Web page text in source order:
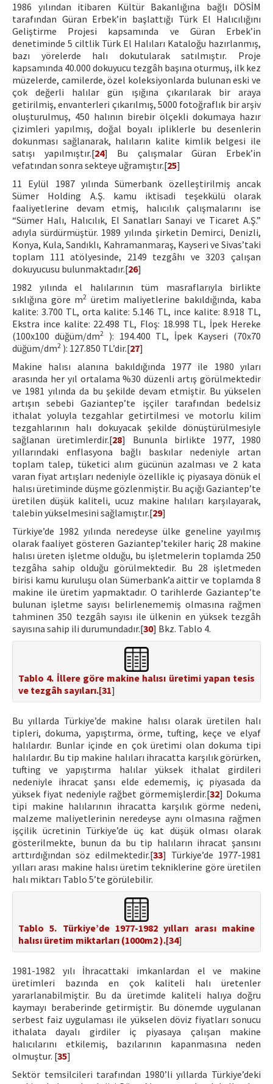
1986 yılından itibaren Kültür Bakanlığına bağlı DÖSİM
tarafından Güran Erbek’in başlattığı Türk El Halıcılığını
Geliştirme Projesi kapsamında ve Güran Erbek’in
denetiminde 5 ciltlik Türk El Halıları Kataloğu hazırlanmış,
bazı yörelerde halı dokutularak satılmıştır. Proje
kapsamında 40.000 dokuyucu tezgâh başına oturmuş, ilk kez
müzelerde, camilerde, özel koleksiyonlarda bulunan eski ve
çok değerli halılar gün ışığına çıkarılarak bir araya
getirilmiş, envanterleri çıkarılmış, 5000 fotoğraflık bir arşiv
oluşturulmuş, 450 halının birebir ölçekli dokumaya hazır
çizimleri yapılmış, doğal boyalı ipliklerle bu desenlerin
dokunması sağlanarak, halıların kalite kimlik belgesi ile
satışı yapılmıştır.[24] Bu çalışmalar Güran Erbek’in
vefatından sonra sekteye uğramıştır.[25]
11 Eylül 1987 yılında Sümerbank özelleştirilmiş ancak
Sümer Holding A.Ş. kamu iktisadi teşekkülü olarak
faaliyetlerine devam etmiş, halıcılık çalışmalarını ise
“Sümer Halı, Halıcılık, El Sanatları Sanayi ve Ticaret A.Ş.”
adıyla sürdürmüştür. 1989 yılında şirketin Demirci, Denizli,
Konya, Kula, Sandıklı, Kahramanmaraş, Kayseri ve Sivas’taki
toplam 111 atölyesinde, 2149 tezgâhı ve 3203 çalışan
dokuyucusu bulunmaktadır.[26]
1982 yılında el halılarının tüm masraflarıyla birlikte
sıklığına göre m2 üretim maliyetlerine bakıldığında, kaba
kalite: 3.700 TL, orta kalite: 5.146 TL, ince kalite: 8.918 TL,
Ekstra ince kalite: 22.498 TL, Floş: 18.998 TL, İpek Hereke
(100x100 düğüm/dm2): 194.400 TL, İpek Kayseri (70x70
düğüm/dm2 ): 127.850 TL’dir.[27]
Makine halısı alanına bakıldığında 1977 ile 1980 yıları
arasında her yıl ortalama %30 düzenli artış görülmektedir
ve 1981 yılında da bu şekilde devam etmiştir. Bu yükselen
artışın sebebi Gaziantep’te işçiler tarafından bedelsiz
ithalat yoluyla tezgahlar getirtilmesi ve motorlu kilim
tezgahlarının halı dokuyacak şekilde dönüştürülmesiyle
sağlanan üretimlerdir.[28] Bununla birlikte 1977, 1980
yıllarındaki enflasyona bağlı baskılar nedeniyle artan
toplam talep, tüketici alım gücünün azalması ve 2 kata
varan fiyat artışları nedeniyle özellikle iç piyasaya dönük el
halısı üretiminde düşme gözlenmiştir. Bu açığı Gaziantep’te
üretilen düşük kaliteli, ucuz makine halıları karşılayarak,
talebin yükselmesini sağlamıştır.[29]
Türkiye’de 1982 yılında neredeyse ülke geneline yayılmış
olarak faaliyet gösteren Gaziantep’tekiler hariç 28 makine
halısı üreten işletme olduğu, bu işletmelerin toplamda 250
tezgâha sahip olduğu görülmektedir. Bu 28 işletmeden
birisi kamu kuruluşu olan Sümerbank’a aittir ve toplamda 8
makine ile üretim yapmaktadır. O tarihlerde Gaziantep’te
bulunan işletme sayısı belirlenememiş olmasına rağmen
tahminen 350 tezgâh sayısı ile ülkenin en yüksek tezgâh
sayısına sahip ili durumundadır.[30] Bkz. Tablo 4.
Tablo 4. İllere göre makine halısı üretimi yapan tesis
ve tezgâh sayıları.[31]
Bu yıllarda Türkiye’de makine halısı olarak üretilen halı
tipleri, dokuma, yapıştırma, örme, tufting, keçe ve elyaf
halılardır. Bunlar içinde en çok üretimi olan dokuma tipi
halılardır. Bu tip makine halıları ihracatta karşılık görürken,
tufting ve yapıştırma halılar yüksek ithalat girdileri
nedeniyle ihracat şansı elde edememiş, iç piyasada da
yüksek fiyat nedeniyle rağbet görmemişlerdir.[32] Dokuma
tipi makine halılarının ihracatta karşılık görme nedeni,
malzeme maliyetlerinin neredeyse aynı olmasına rağmen
işçilik ücretinin Türkiye’de üç kat düşük olması olarak
gösterilmekte, bunun da bu tip halıların ihracat şansını
arttırdığından söz edilmektedir.[33] Türkiye’de 1977-1981
yılları arası makine halısı üretim tekniklerine göre üretilen
halı miktarı Tablo 5’te görülebilir.
Tablo 5. Türkiye’de 1977-1982 yılları arası makine
halısı üretim miktarları (1000m2 ).[34]
1981-1982 yılı İhracattaki imkanlardan el ve makine
üretimleri bazında en çok kaliteli halı üretenler
yararlanabilmiştir. Bu da üretimde kaliteli halıya doğru
kaymayı beraberinde getirmiştir. Bu dönemde uygulanan
serbest faiz uygulaması ile yükselen döviz fiyatları sonucu
ithalata dayalı girdiler iç piyasaya çalışan makine
halıcılarını etkilemiş, bazılarının kapanmasına neden
olmuştur. [35]
Sektör temsilcileri tarafından 1980’li yıllarda Türkiye’deki